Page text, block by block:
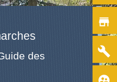
des
store
build